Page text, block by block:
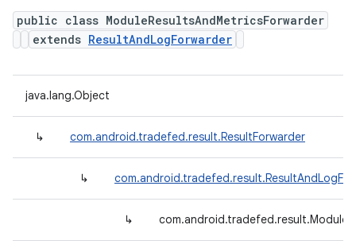
public class ModuleResultsAndMetricsForwarder
extends ResultAndLogForwarder
java.lang.Object
↳ com.android.tradefed.result.ResultForwarder
↳
↳